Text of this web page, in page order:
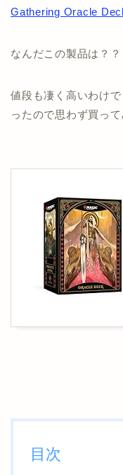
Gathering Oracle
なんだこの製品は？？
値段も凄く高いわけ
ったので思わず買って
目次